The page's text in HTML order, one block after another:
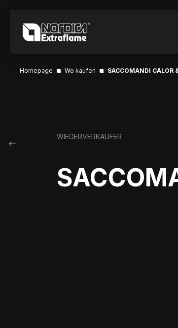
Homepage Wo kaufen SACCOMANDI CALOR
WIEDERVERKÄUFER